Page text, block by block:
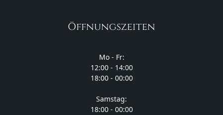
Öffnungszeiten
Mo - Fr:
12:00 - 14:00
18:00 - 00:00
Samstag:
18:00 - 00:00